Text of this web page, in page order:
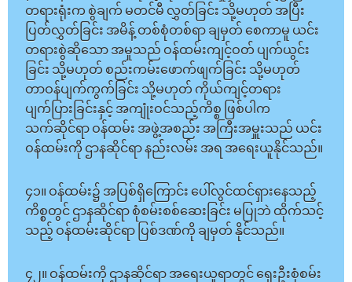
တရားရုံးက စွဲချက် မတင်မီ လွှတ်ခြင်း သို့မဟုတ် အပြီး
ပြတ်လွှတ်ခြင်း အမိန့် တစ်စုံတစ်ရာ ချမှတ် စေကာမူ ယင်း
တရားစွဲဆိုသော အမှုသည် ဝန်ထမ်းကျင့်ဝတ် ပျက်ယွင်း
ခြင်း သို့မဟုတ် စည်းကမ်းဖောက်ဖျက်ခြင်း သို့မဟုတ်
တာဝန်ပျက်ကွက်ခြင်း သို့မဟုတ် ကိုယ်ကျင့်တရား
ပျက်ပြားခြင်းနှင့် အကျုံးဝင်သည့်ကိစ္စ ဖြစ်ပါက
သက်ဆိုင်ရာ ဝန်ထမ်း အဖွဲ့အစည်း အကြီးအမှူးသည် ယင်း
ဝန်ထမ်းကို ဌာနဆိုင်ရာ နည်းလမ်း အရ အရေးယူနိုင်သည်။
၄၁။ ဝန်ထမ်း၌ အပြစ်ရှိကြောင်း ပေါ်လွင်ထင်ရှားနေသည့်
ကိစ္စတွင် ဌာနဆိုင်ရာ စုံစမ်းစစ်ဆေးခြင်း မပြုဘဲ ထိုက်သင့်
သည့် ဝန်ထမ်းဆိုင်ရာ ပြစ်ဒဏ်ကို ချမှတ် နိုင်သည်။
၄၂။ ဝန်ထမ်းကို ဌာနဆိုင်ရာ အရေးယူရာတွင် ရှေးဦးစုံစမ်း